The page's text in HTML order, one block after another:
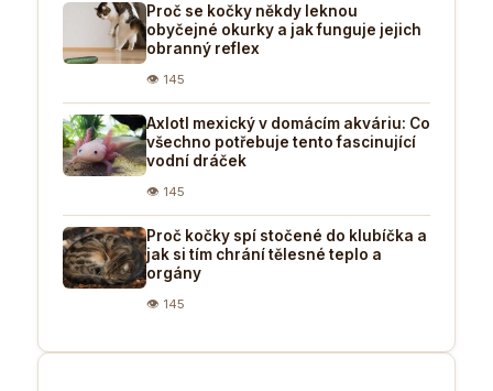
Proč se kočky někdy leknou
obyčejné okurky a jak funguje jejich
obranný reflex
👁 145
Axlotl mexický v domácím akváriu: Co
všechno potřebuje tento fascinující
vodní dráček
👁 145
Proč kočky spí stočené do klubíčka a
jak si tím chrání tělesné teplo a
orgány
👁 145